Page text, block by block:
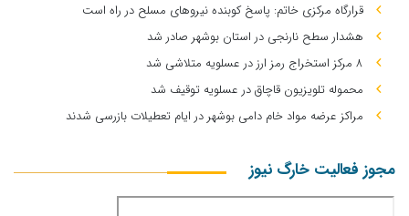
قرارگاه مرکزی خاتم: پاسخ کوبنده نیروهای مسلح در راه است
هشدار سطح نارنجی در استان بوشهر صادر شد
۸ مرکز استخراج رمز ارز در عسلویه متلاشی شد
محموله تلویزیون قاچاق در عسلویه توقیف شد
مراکز عرضه مواد خام دامی بوشهر در ایام تعطیلات بازرسی شدند
مجوز فعالیت خارگ نیوز